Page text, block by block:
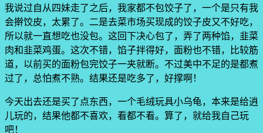
我说过自从四妹走了之后，我家都不包饺子了，一个是只有我
会擀饺皮，太累了。二是去菜市场买现成的饺子皮又不好吃，
所以就一直想吃也没包。这回下决心包了，弄了两种馅，韭菜
肉和韭菜鸡蛋。这次不错，馅子拌得好，面粉也不错，比较筋
道，以前买的面粉包完饺子一夹就断。不过美中不足的是都煮
过了，总怕煮不熟。结果还是吃多了，好撑啊！
今天出去还是买了点东西，一个毛绒玩具小乌龟，本来是给逍
儿玩的，结果他都不喜欢，看都不看。算了，就给我自己玩
吧！